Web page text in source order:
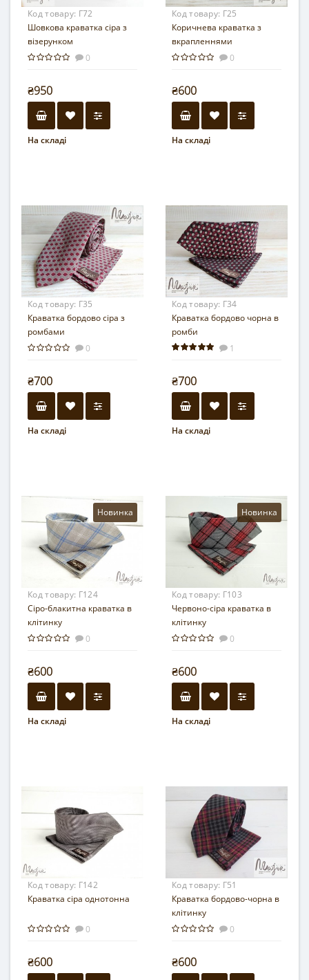
Код товару: Г72
Шовкова краватка сіра з
візерунком
0
₴950
На складі
Код товару: Г25
Коричнева краватка з
вкрапленнями
0
₴600
На складі
Код товару: Г35
Краватка бордово сіра з
ромбами
0
₴700
На складі
Код товару: Г34
Краватка бордово чорна в
ромби
1
₴700
На складі
Новинка
Код товару: Г124
Сіро-блакитна краватка в
клітинку
0
₴600
На складі
Новинка
Код товару: Г103
Червоно-сіра краватка в
клітинку
0
₴600
На складі
Код товару: Г142
Краватка сіра однотонна
0
₴600
Код товару: Г51
Краватка бордово-чорна в
клітинку
0
₴600